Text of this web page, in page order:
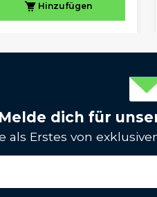
Hinzufügen
Melde dich für
als Erstes von